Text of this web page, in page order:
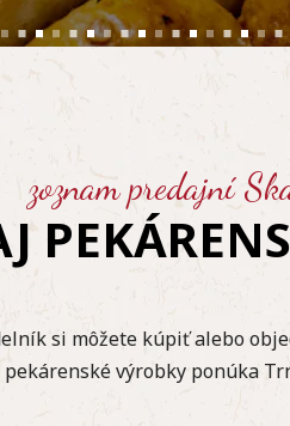
zoznam predajní
si môžete kúpiť alebo
výrobky ponúka